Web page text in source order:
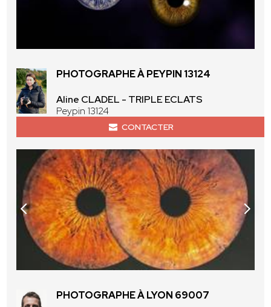
PHOTOGRAPHE À PEYPIN 13124
Aline CLADEL - TRIPLE ECLATS
Peypin 13124
CONTACTER
PHOTOGRAPHE À LYON 69007